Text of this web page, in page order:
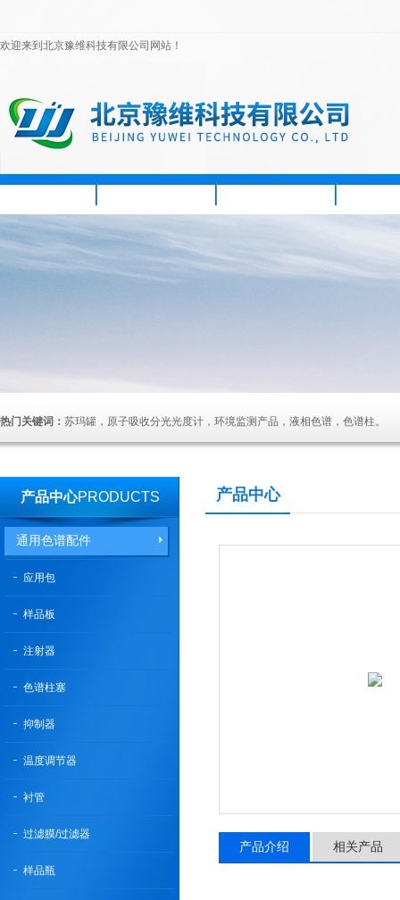
欢迎来到北京豫维科技有限公司网站！
热门关键词： 苏玛罐，原子吸收分光光度计，环境监测产品，液相色谱，色谱柱。
产品中心PRODUCTS
通用色谱配件
应用包
样品板
注射器
色谱柱塞
抑制器
温度调节器
衬管
过滤膜/过滤器
样品瓶
产品中心
产品介绍 相关产品